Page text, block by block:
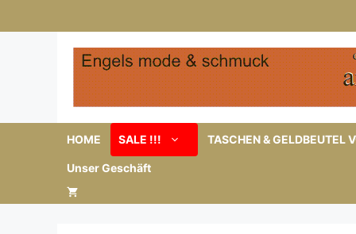
Inhalt
HOME SALE !!! TASCHEN & GELDBEUTEL
Unser Geschäft